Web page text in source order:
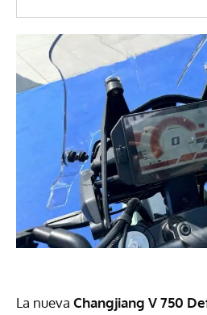
La nueva Changjiang V 750